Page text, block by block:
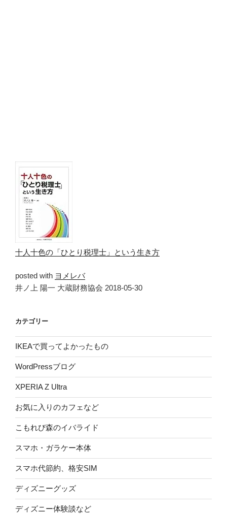
十人十色の「ひとり税理士」という生き方
posted with ヨメレバ
井ノ上 陽一 大蔵財務協会 2018-05-30
カテゴリー
IKEAで買ってよかったもの
WordPressブログ
XPERIA Z Ultra
お気に入りのカフェなど
こもれび森のイバライド
スマホ・ガラケー本体
スマホ代節約、格安SIM
ディズニーグッズ
ディズニー体験談など